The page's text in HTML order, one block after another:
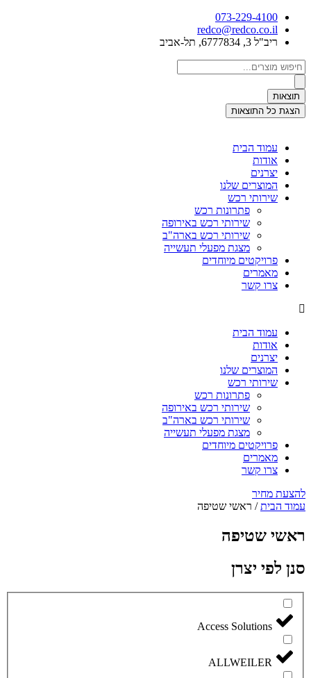
לתוכן
073-229-4100
redco@redco.co.il
ריב"ל 3, 6777834, תל-אביב
Search
...
תוצאות
הצגת כל התוצאות
עמוד הבית
אודות
יצרנים
המוצרים שלנו
שירותי רכש
פתרונות רכש
שירותי רכש באירופה
שירותי רכש בארה"ב
מצגת מפעלי תעשייה
פרויקטים מיוחדים
מאמרים
צרו קשר
עמוד הבית
אודות
יצרנים
המוצרים שלנו
שירותי רכש
פתרונות רכש
שירותי רכש באירופה
שירותי רכש בארה"ב
מצגת מפעלי תעשייה
פרויקטים מיוחדים
מאמרים
צרו קשר
להצעת מחיר
עמוד הבית/ ראשי שטיפה
ראשי שטיפה
סנן לפי יצרן
Access Solutions
ALLWEILER